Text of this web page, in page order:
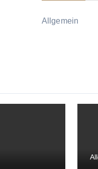
Allgemein